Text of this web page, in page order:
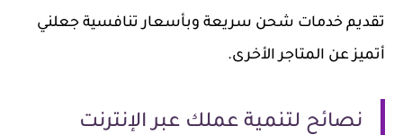
تقديم خدمات شحن سريعة وبأسعار تنافسية جعلني
أتميز عن المتاجر الأخرى.
نصائح لتنمية عملك عبر الإنترنت